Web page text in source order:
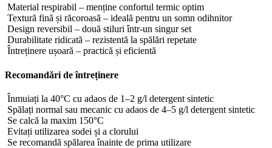
Material respirabil – menține confortul termic optim
Textură fină și răcoroasă – ideală pentru un somn odihnitor
Design reversibil – două stiluri într-un singur set
Durabilitate ridicată – rezistentă la spălări repetate
Întreținere ușoară – practică și eficientă
Recomandări de întreținere
Înmuiați la 40°C cu adaos de 1–2 g/l detergent sintetic
Spălați normal sau mecanic cu adaos de 4–5 g/l detergent sintetic
Se calcă la maxim 150°C
Evitați utilizarea sodei și a clorului
Se recomandă spălarea înainte de prima utilizare